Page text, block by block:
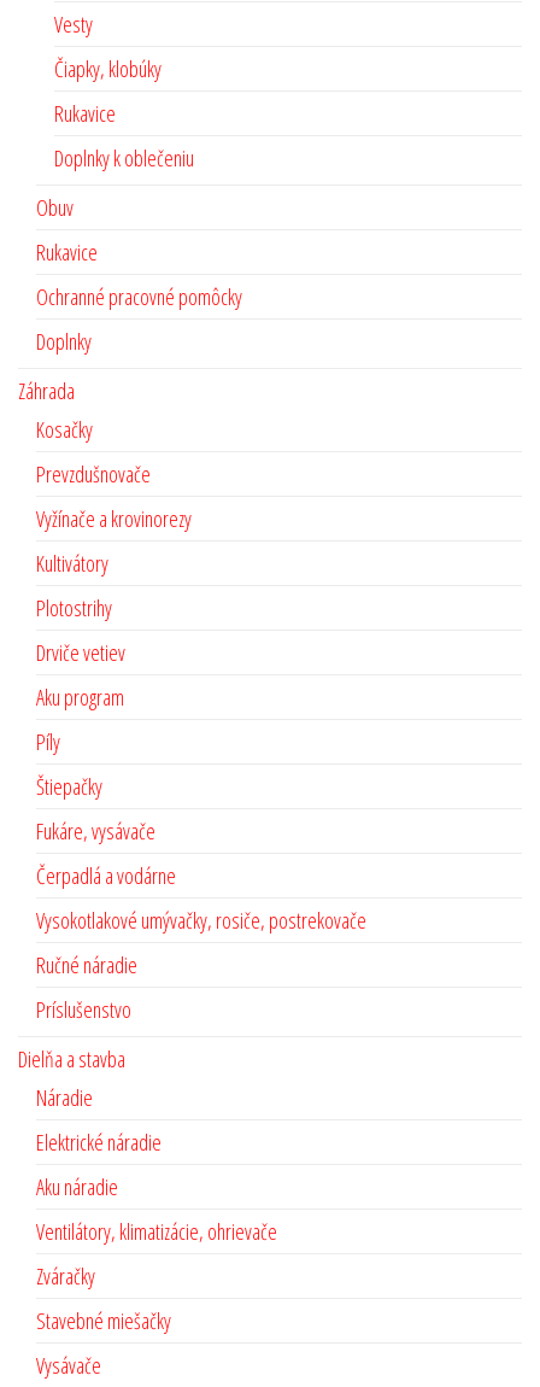
Vesty
Čiapky, klobúky
Rukavice
Doplnky k oblečeniu
Obuv
Rukavice
Ochranné pracovné pomôcky
Doplnky
Záhrada
Kosačky
Prevzdušnovače
Vyžínače a krovinorezy
Kultivátory
Plotostrihy
Drviče vetiev
Aku program
Píly
Štiepačky
Fukáre, vysávače
Čerpadlá a vodárne
Vysokotlakové umývačky, rosiče, postrekovače
Ručné náradie
Príslušenstvo
Dielňa a stavba
Náradie
Elektrické náradie
Aku náradie
Ventilátory, klimatizácie, ohrievače
Zváračky
Stavebné miešačky
Vysávače